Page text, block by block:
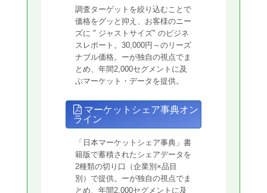
調査ターゲットを絞り込むことで
価格をグッと抑え、お客様のニー
ズに " ジャストサイズ" のビジネ
スレポート。30,000円～のリーズ
ナブル価格。ーが独自の視点でま
とめ、年間2,000セグメントに及
ぶマーケット・データを提供。
マーケットシェア事典オン
ライン
「日本マーケットシェア事典」書
籍版で蓄積されたシェアデータを
2種類の切り口（企業別×品目
別）で提供。ーが独自の視点でま
とめ、年間2,000セグメントに及